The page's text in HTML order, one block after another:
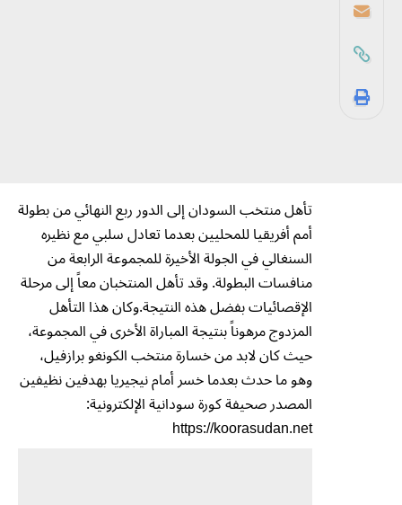
تأهل منتخب السودان إلى الدور ربع النهائي من بطولة
أمم أفريقيا للمحليين بعدما تعادل سلبي مع نظيره
السنغالي في الجولة الأخيرة للمجموعة الرابعة من
منافسات البطولة. وقد تأهل المنتخبان معاً إلى مرحلة
الإقصائيات بفضل هذه النتيجة.وكان هذا التأهل
المزدوج مرهوناً بنتيجة المباراة الأخرى في المجموعة،
حيث كان لابد من خسارة منتخب الكونغو برازفيل،
وهو ما حدث بعدما خسر أمام نيجيريا بهدفين نظيفين
المصدر صحيفة كورة سودانية الإلكترونية:
https://koorasudan.net